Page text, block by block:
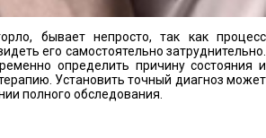
бывает непросто, так как процесс
его самостоятельно затруднительно.
определить причину состояния и
Установить точный диагноз может
полного обследования.